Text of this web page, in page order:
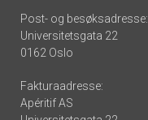
Post- og besøksadresse:
Universitetsgata 22
0162 Oslo
Fakturaadresse:
Apéritif AS